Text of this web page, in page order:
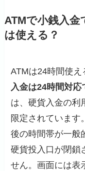
ATMで小銭入金
は使える？
ATMは24時間使
入金は24時間対応
は、硬貨入金の利
限定されています
後の時間帯が一般
硬貨投入口が閉鎖
せん。画面には表